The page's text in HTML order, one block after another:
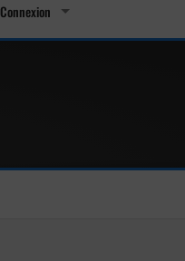
Connexion